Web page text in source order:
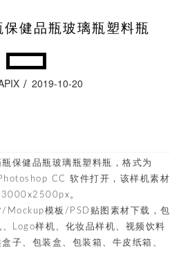
健品瓶玻璃瓶塑料瓶
2019-10-20
保健品瓶玻璃瓶塑料瓶，格式为
CC 软件打开，该样机素材
。
/Mockup模板/PSD贴图素材下载，包
Logo样机、化妆品样机、视频饮料
子、包装盒、包装箱、牛皮纸箱、